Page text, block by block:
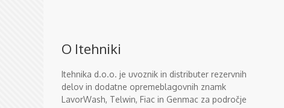
O Itehniki
Itehnika d.o.o. je uvoznik in distributer rezervnih
delov in dodatne opremeblagovnih znamk
LavorWash, Telwin, Fiac in Genmac za področje